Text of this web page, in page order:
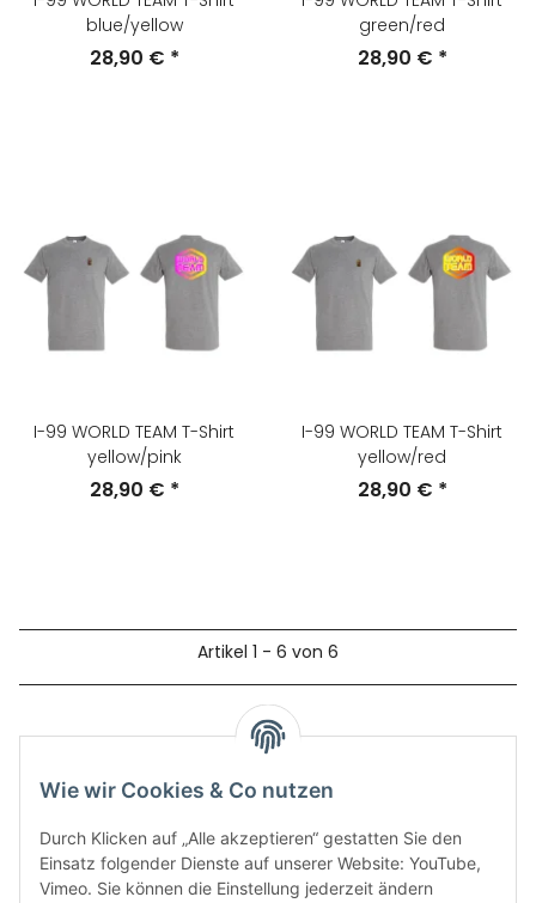
blue/yellow
28,90 € *
green/red
28,90 € *
I-99 WORLD TEAM T-Shirt
yellow/pink
28,90 € *
I-99 WORLD TEAM T-Shirt
yellow/red
28,90 € *
Artikel 1 - 6 von 6
Wie wir Cookies & Co nutzen
Durch Klicken auf „Alle akzeptieren“ gestatten Sie den
Einsatz folgender Dienste auf unserer Website: YouTube,
Vimeo. Sie können die Einstellung jederzeit ändern